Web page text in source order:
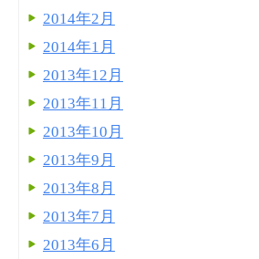
2014年2月
2014年1月
2013年12月
2013年11月
2013年10月
2013年9月
2013年8月
2013年7月
2013年6月